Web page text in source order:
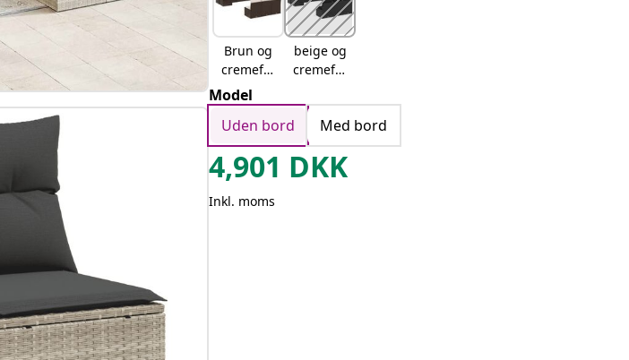
Brun og
cremefar
vet
beige og
cremefar
Model
Uden bord
Med bord
4,901 DKK
Inkl. moms